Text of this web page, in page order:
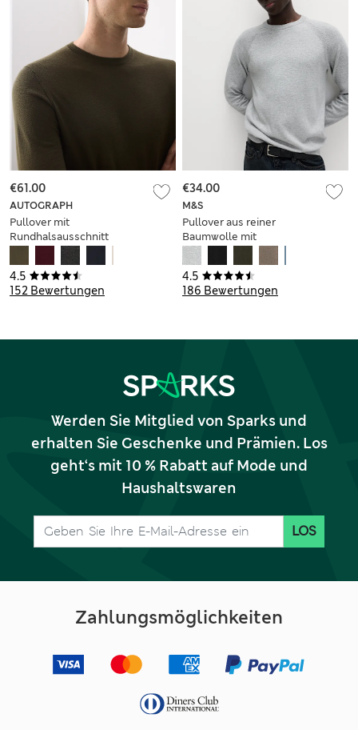
4.5
152 Bewertungen
AUTOGRAPH
Pullover mit
Rundhalsausschnitt
aus extrafeiner
Merinowolle
€61.00
4.5
186 Bewertungen
M&S
Pullover aus reiner
Baumwolle mit
Rundhalsausschnitt
€34.00
Werden Sie Mitglied von Sparks und
erhalten Sie Geschenke und Prämien. Los
geht‘s mit 10 % Rabatt auf Mode und
Haushaltswaren
LOS
Zahlungsmöglichkeiten